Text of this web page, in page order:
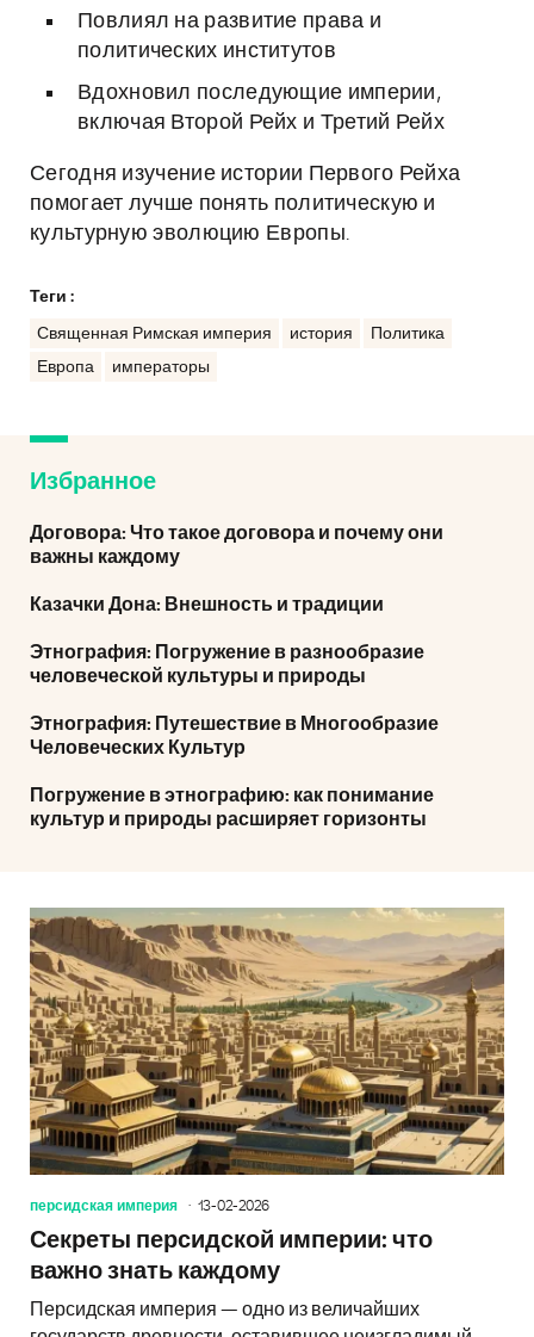
Повлиял на развитие права и
политических институтов
Вдохновил последующие империи,
включая Второй Рейх и Третий Рейх
Сегодня изучение истории Первого Рейха
помогает лучше понять политическую и
культурную эволюцию Европы.
Теги :
Священная Римская империя история
Политика
Европа
императоры
Избранное
Договора: Что такое договора и почему они
важны каждому
Казачки Дона: Внешность и традиции
Этнография: Погружение в разнообразие
человеческой культуры и природы
Этнография: Путешествие в Многообразие
Человеческих Культур
Погружение в этнографию: как понимание
культур и природы расширяет горизонты
персидская империя 13-02-2026
Секреты персидской империи: что
важно знать каждому
Персидская империя — одно из величайших